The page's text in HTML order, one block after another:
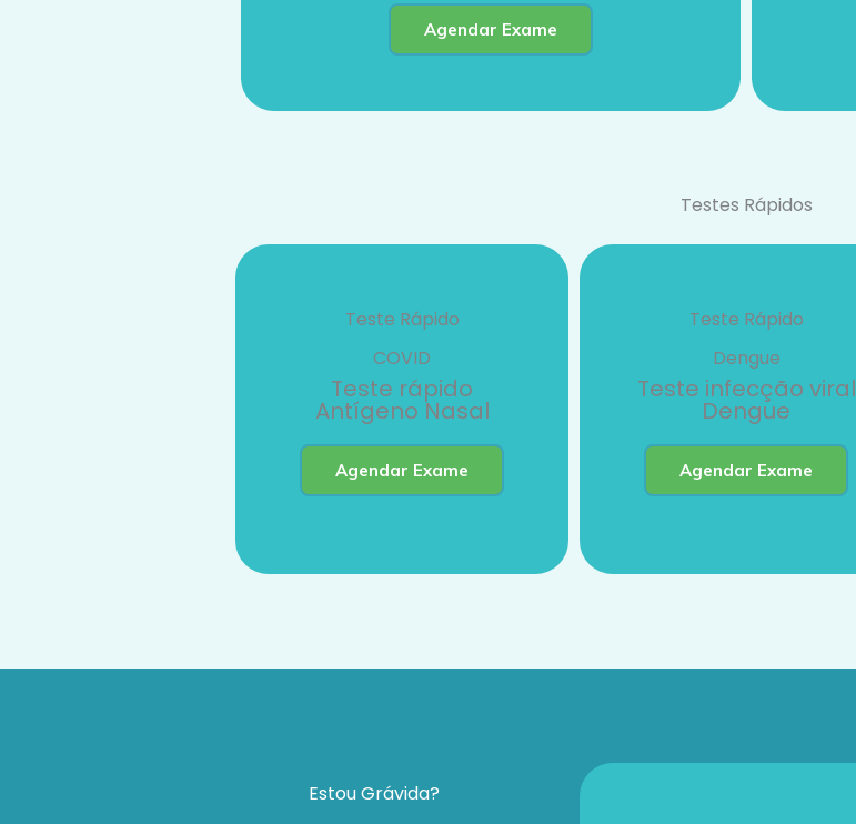
Agendar Exame
Testes Rápidos
Teste Rápido
COVID
Teste rápido
Antígeno Nasal
Agendar Exame
Teste Rápido
Dengue
Teste infecção viral
Dengue
Agendar Exame
Estou Grávida?